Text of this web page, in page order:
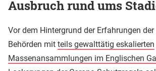
Ausbruch rund ums
Vor dem Hintergrund der Erfahrungen
Behörden mit teils gewalttätig eskalierten
Massenansammlungen im Englischen